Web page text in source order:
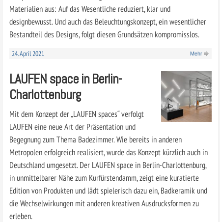
Materialien aus: Auf das Wesentliche reduziert, klar und
designbewusst. Und auch das Beleuchtungskonzept, ein wesentlicher
Bestandteil des Designs, folgt diesen Grundsätzen kompromisslos.
24. April 2021 Mehr
LAUFEN space in Berlin-
Charlottenburg
Mit dem Konzept der „LAUFEN spaces“ verfolgt
LAUFEN eine neue Art der Präsentation und
Begegnung zum Thema Badezimmer. Wie bereits in anderen
Metropolen erfolgreich realisiert, wurde das Konzept kürzlich auch in
Deutschland umgesetzt. Der LAUFEN space in Berlin-Charlottenburg,
in unmittelbarer Nähe zum Kurfürstendamm, zeigt eine kuratierte
Edition von Produkten und lädt spielerisch dazu ein, Badkeramik und
die Wechselwirkungen mit anderen kreativen Ausdrucksformen zu
erleben.